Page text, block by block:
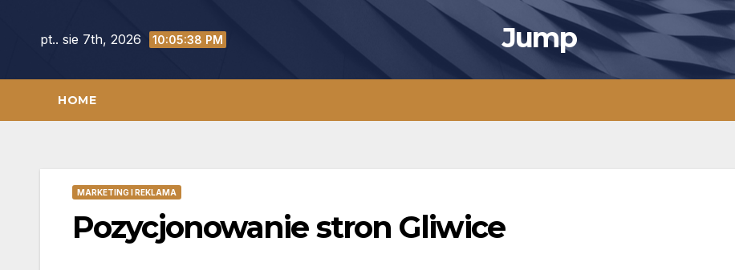
pt.. sie 7th, 2026 10:05:39 PM Jump
HOME
MARKETING I REKLAMA
Pozycjonowanie stron Gliwice